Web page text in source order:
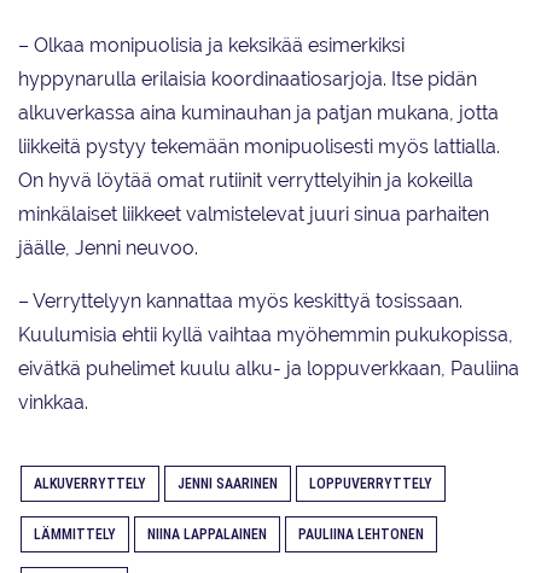
– Olkaa monipuolisia ja keksikää esimerkiksi
hyppynarulla erilaisia koordinaatiosarjoja. Itse pidän
alkuverkassa aina kuminauhan ja patjan mukana, jotta
liikkeitä pystyy tekemään monipuolisesti myös lattialla.
On hyvä löytää omat rutiinit verryttelyihin ja kokeilla
minkälaiset liikkeet valmistelevat juuri sinua parhaiten
jäälle, Jenni neuvoo.
– Verryttelyyn kannattaa myös keskittyä tosissaan.
Kuulumisia ehtii kyllä vaihtaa myöhemmin pukukopissa,
eivätkä puhelimet kuulu alku- ja loppuverkkaan, Pauliina
vinkkaa.
ALKUVERRYTTELY JENNI SAARINEN LOPPUVERRYTTELY
LÄMMITTELY NIINA LAPPALAINEN PAULIINA LEHTONEN